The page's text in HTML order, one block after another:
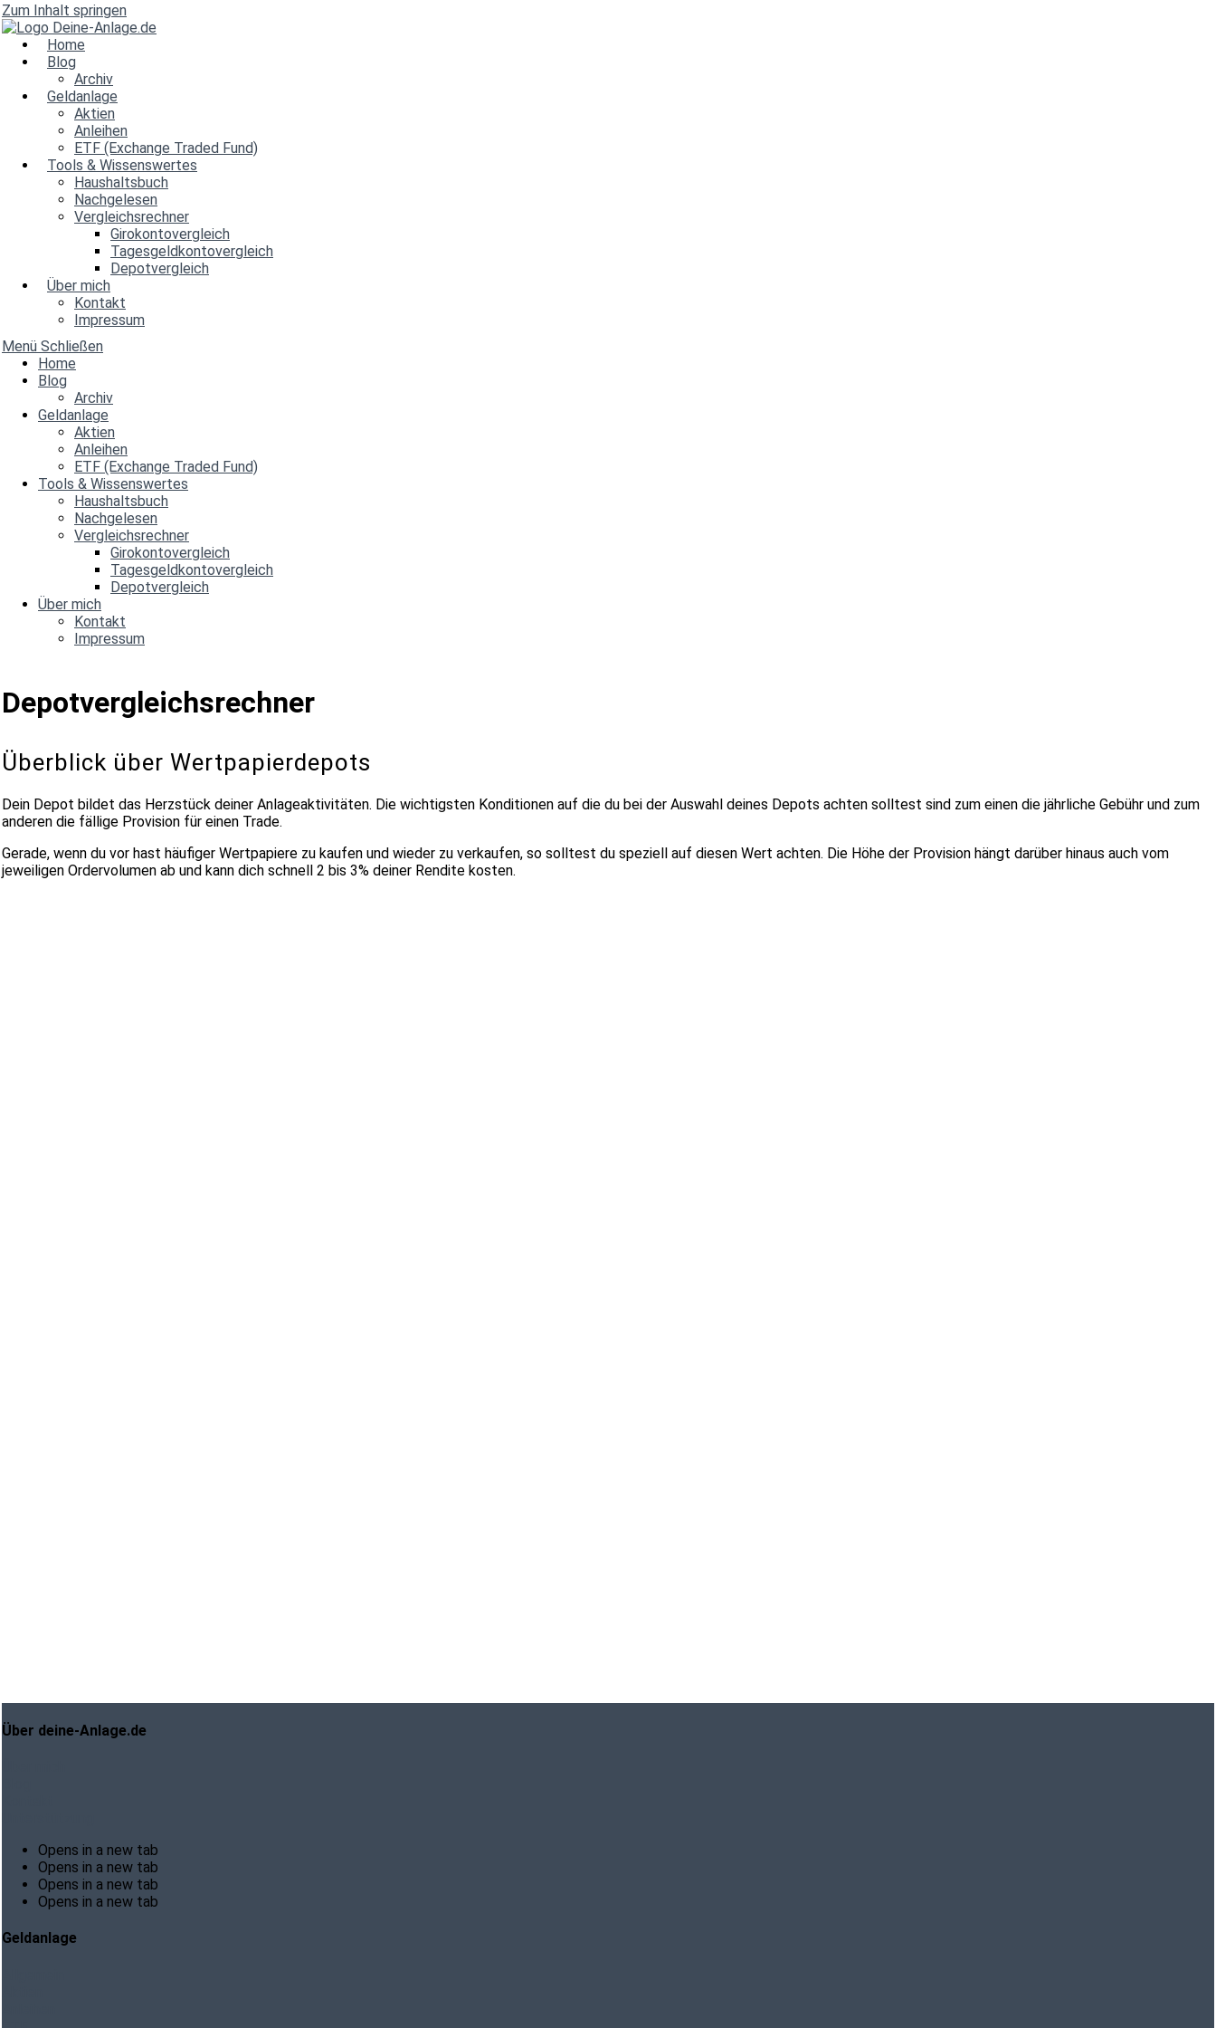
Zum Inhalt springen
Home
Blog
Archiv
Geldanlage
Aktien
Anleihen
ETF (Exchange Traded Fund)
Tools & Wissenswertes
Haushaltsbuch
Nachgelesen
Vergleichsrechner
Girokontovergleich
Tagesgeldkontovergleich
Depotvergleich
Über mich
Kontakt
Impressum
Menü Schließen
Home
Blog
Archiv
Geldanlage
Aktien
Anleihen
ETF (Exchange Traded Fund)
Tools & Wissenswertes
Haushaltsbuch
Nachgelesen
Vergleichsrechner
Girokontovergleich
Tagesgeldkontovergleich
Depotvergleich
Über mich
Kontakt
Impressum
Depotvergleichsrechner
Überblick über Wertpapierdepots
Dein Depot bildet das Herzstück deiner Anlageaktivitäten. Die wichtigsten Konditionen auf die du bei der Auswahl deines Depots achten solltest sind zum einen die jährliche Gebühr und zum
anderen die fällige Provision für einen Trade.
Gerade, wenn du vor hast häufiger Wertpapiere zu kaufen und wieder zu verkaufen, so solltest du speziell auf diesen Wert achten. Die Höhe der Provision hängt darüber hinaus auch vom
jeweiligen Ordervolumen ab und kann dich schnell 2 bis 3% deiner Rendite kosten.
Über deine-Anlage.de
Opens in a new tab
Opens in a new tab
Opens in a new tab
Opens in a new tab
Geldanlage